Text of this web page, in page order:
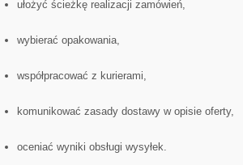
ułożyć ścieżkę realizacji zamówień,
wybierać opakowania,
współpracować z kurierami,
komunikować zasady dostawy w opisie oferty,
oceniać wyniki obsługi wysyłek.